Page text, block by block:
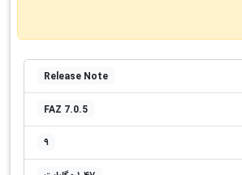
Release Note
FAZ 7.0.5
9